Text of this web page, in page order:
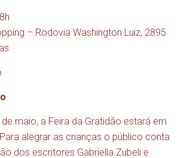
– Rodovia Washington Luiz, 2895
maio, a Feira da Gratidão estará em
alegrar as crianças o público conta
dos escritores Gabriella Zubeli e